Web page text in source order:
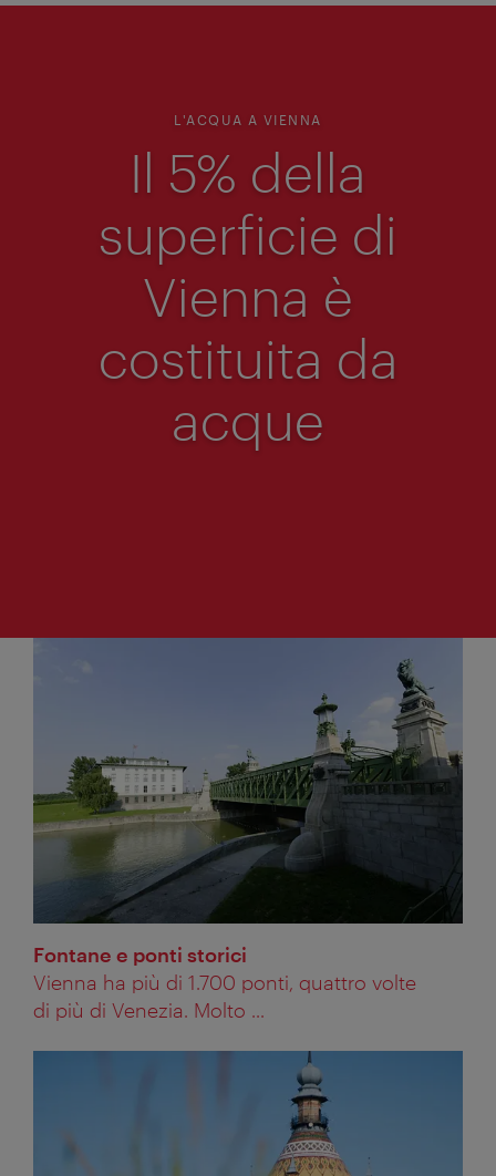
L'ACQUA A VIENNA
Il 5% della
superficie di
Vienna è
costituita da
acque
Fontane e ponti storici
Vienna ha più di 1.700 ponti, quattro volte
di più di Venezia. Molto ...